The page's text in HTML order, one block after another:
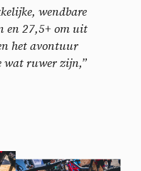
wendbare
en 27,5+ om uit
het avontuur
wat ruwer zijn,”